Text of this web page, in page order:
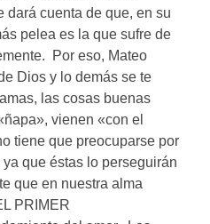
dará cuenta de que, en su
pelea es la que sufre de
Por eso, Mateo
Dios y lo demás se te
las cosas buenas
vienen «con el
tiene que preocuparse por
que éstas lo perseguirán
que en nuestra alma
PRIMER